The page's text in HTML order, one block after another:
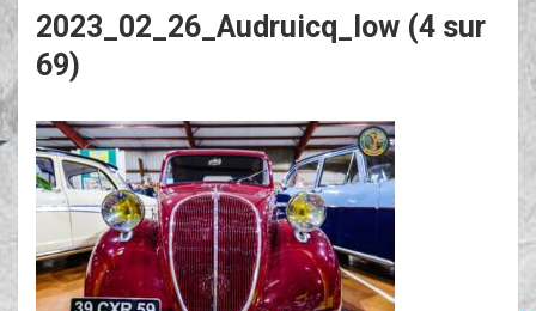
2023_02_26_Audruicq_low (4 sur
69)